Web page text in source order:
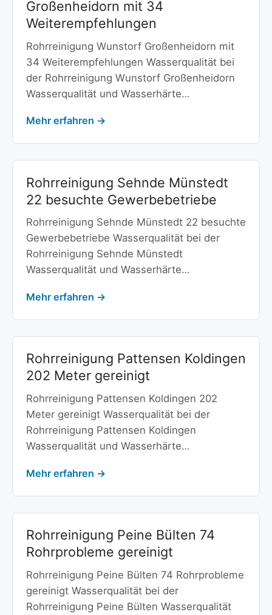
Großenheidorn mit 34
Weiterempfehlungen
Rohrreinigung Wunstorf Großenheidorn mit
34 Weiterempfehlungen Wasserqualität bei
der Rohrreinigung Wunstorf Großenheidorn
Wasserqualität und Wasserhärte…
Mehr erfahren →
Rohrreinigung Sehnde Münstedt
22 besuchte Gewerbebetriebe
Rohrreinigung Sehnde Münstedt 22 besuchte
Gewerbebetriebe Wasserqualität bei der
Rohrreinigung Sehnde Münstedt
Wasserqualität und Wasserhärte…
Mehr erfahren →
Rohrreinigung Pattensen Koldingen
202 Meter gereinigt
Rohrreinigung Pattensen Koldingen 202
Meter gereinigt Wasserqualität bei der
Rohrreinigung Pattensen Koldingen
Wasserqualität und Wasserhärte…
Mehr erfahren →
Rohrreinigung Peine Bülten 74
Rohrprobleme gereinigt
Rohrreinigung Peine Bülten 74 Rohrprobleme
gereinigt Wasserqualität bei der
Rohrreinigung Peine Bülten Wasserqualität